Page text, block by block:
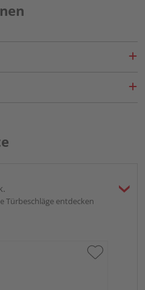
Türbeschläge entdecken